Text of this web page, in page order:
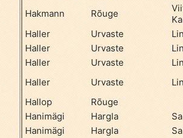
Hakmann
Rõuge
Haller
Urvaste
Haller
Urvaste
Haller
Urvaste
Haller
Urvaste
Hallop
Rõuge
Hanimägi
Hargla
Hanimägi
Hargla